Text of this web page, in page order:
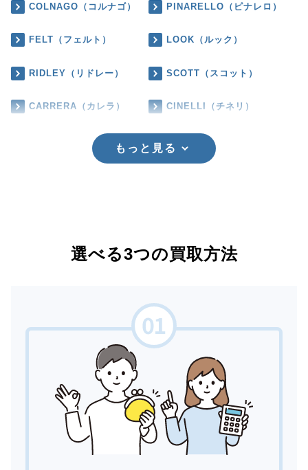
COLNAGO（コルナゴ） PINARELLO（ピナレロ）
FELT（フェルト） LOOK（ルック）
RIDLEY（リドレー） SCOTT（スコット）
CARRERA（カレラ） CINELLI（チネリ）
もっと見る
選べる3つの買取方法